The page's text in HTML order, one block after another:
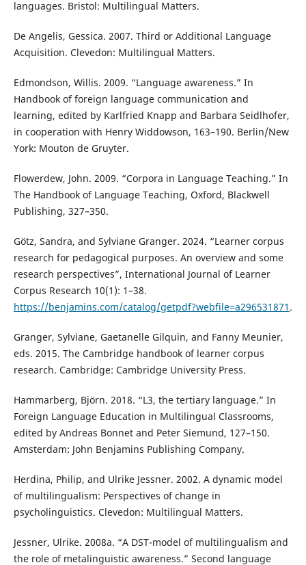
languages. Bristol: Multilingual Matters.
De Angelis, Gessica. 2007. Third or Additional Language
Acquisition. Clevedon: Multilingual Matters.
Edmondson, Willis. 2009. “Language awareness.” In
Handbook of foreign language communication and
learning, edited by Karlfried Knapp and Barbara Seidlhofer,
in cooperation with Henry Widdowson, 163–190. Berlin/New
York: Mouton de Gruyter.
Flowerdew, John. 2009. “Corpora in Language Teaching.” In
The Handbook of Language Teaching, Oxford, Blackwell
Publishing, 327–350.
Götz, Sandra, and Sylviane Granger. 2024. “Learner corpus
research for pedagogical purposes. An overview and some
research perspectives”, International Journal of Learner
Corpus Research 10(1): 1–38.
https://benjamins.com/catalog/getpdf?webfile=a296531871 .
Granger, Sylviane, Gaetanelle Gilquin, and Fanny Meunier,
eds. 2015. The Cambridge handbook of learner corpus
research. Cambridge: Cambridge University Press.
Hammarberg, Björn. 2018. “L3, the tertiary language.” In
Foreign Language Education in Multilingual Classrooms,
edited by Andreas Bonnet and Peter Siemund, 127–150.
Amsterdam: John Benjamins Publishing Company.
Herdina, Philip, and Ulrike Jessner. 2002. A dynamic model
of multilingualism: Perspectives of change in
psycholinguistics. Clevedon: Multilingual Matters.
Jessner, Ulrike. 2008a. “A DST-model of multilingualism and
the role of metalinguistic awareness.” Second language